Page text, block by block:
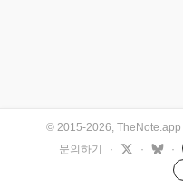
© 2015-2026, TheNote.app
문의하기
· · ·